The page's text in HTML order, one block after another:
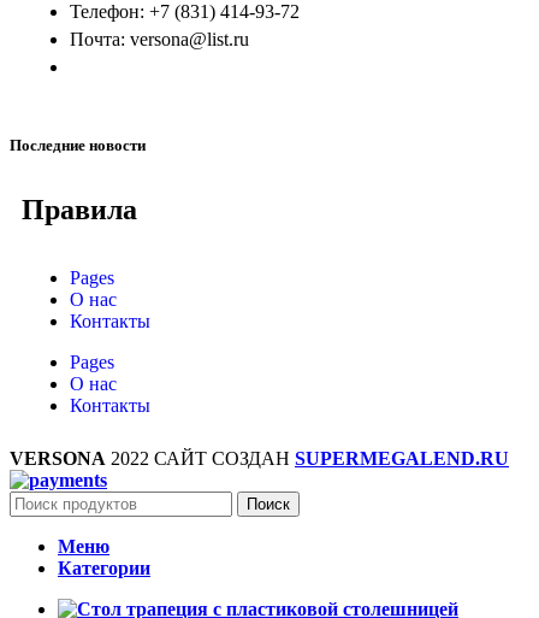
Телефон: +7 (831) 414-93-72
Почта: versona@list.ru
Последние новости
Правила
Pages
О нас
Контакты
Pages
О нас
Контакты
VERSONA 2022 САЙТ СОЗДАН SUPERMEGALEND.RU
Поиск
Меню
Категории